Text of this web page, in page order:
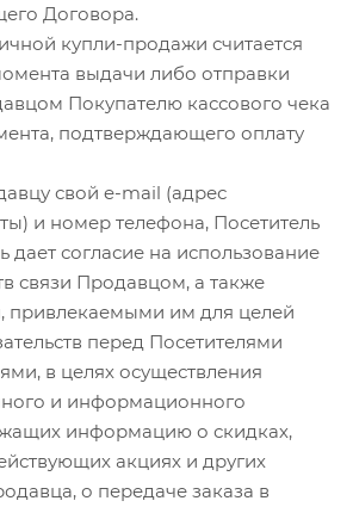
Договора.
купли-продажи считается
выдачи либо отправки
Покупателю кассового чека
подтверждающего оплату
свой e-mail (адрес
и номер телефона, Посетитель
дает согласие на использование
связи Продавцом, а также
привлекаемыми им для целей
перед Посетителями
в целях осуществления
и информационного
информацию о скидках,
акциях и других
о передаче заказа в